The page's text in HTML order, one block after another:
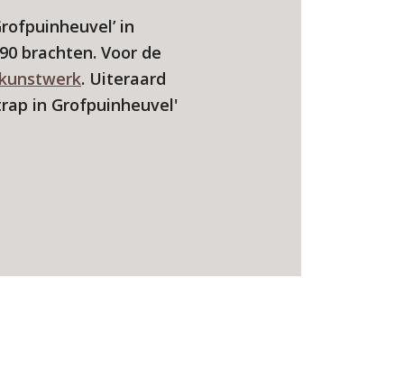
in
brachten. Voor de
. Uiteraard
in Grofpuinheuvel'